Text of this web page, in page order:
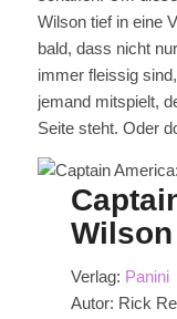
Wilson tief in eine
bald, dass nicht
immer fleissig
jemand mitspielt,
Seite steht. Oder
Verlag: Panini
Autor: Rick